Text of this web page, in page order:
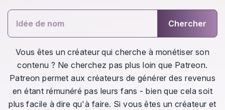
Vous êtes un créateur qui cherche à monétiser son
contenu ? Ne cherchez pas plus loin que Patreon.
Patreon permet aux créateurs de générer des revenus
en étant rémunéré pas leurs fans - bien que cela soit
plus facile à dire qu'à faire. Si vous êtes un créateur et
Chercher